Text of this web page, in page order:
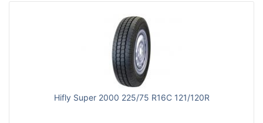
Hifly Super 2000 225/75 R16C 121/120R